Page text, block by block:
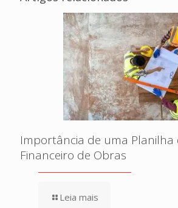
Importância de uma Planilha
Financeiro de Obras
Leia mais